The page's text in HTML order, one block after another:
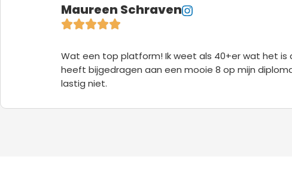
Maureen Schraven
Wat een top platform! Ik weet als 40+er wat het is
heeft bijgedragen aan een mooie 8 op mijn
lastig niet.